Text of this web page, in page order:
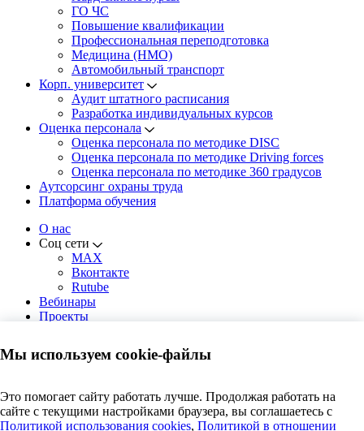
ГО ЧС
Повышение квалификации
Профессиональная переподготовка
Медицина (НМО)
Автомобильный транспорт
Корп. университет
Аудит штатного расписания
Разработка индивидуальных курсов
Оценка персонала
Оценка персонала по методике DISC
Оценка персонала по методике Driving forces
Оценка персонала по методике 360 градусов
Аутсорсинг охраны труда
Платформа обучения
О нас
Соц сети
MAX
Вконтакте
Rutube
Вебинары
Проекты
Контакты
8 этаж, офис 819 (БЦ Нагатинский)
Пн-Чт: 8:00 - 18:00 | Пт: 8:00 - 16:45
Мы используем cookie-файлы
Это помогает сайту работать лучше. Продолжая работать на
сайте с текущими настройками браузера, вы соглашаетесь c
Политикой использования cookies, Политикой в отношении